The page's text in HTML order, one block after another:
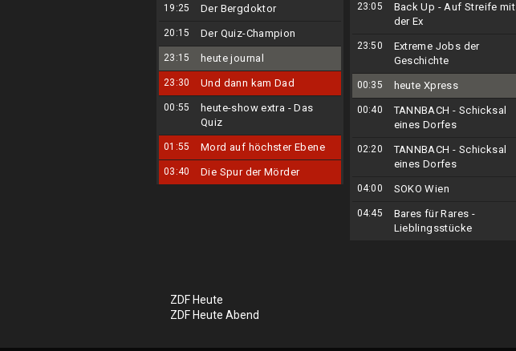
19:25 Der Bergdoktor
20:15 Der Quiz-Champion
23:15 heute journal
23:30 Und dann kam Dad
00:55
heute-show extra - Das
Quiz
01:55 Mord auf höchster Ebene
03:40 Die Spur der Mörder
23:05
Back Up - Auf Streife mit
der Ex
23:50
Extreme Jobs der
Geschichte
00:35 heute Xpress
00:40
TANNBACH - Schicksal
eines Dorfes
02:20
TANNBACH - Schicksal
eines Dorfes
04:00 SOKO Wien
04:45
Bares für Rares -
Lieblingsstücke
ZDF Heute
ZDF Heute Abend